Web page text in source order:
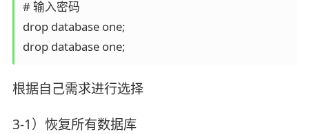
# 输入密码
drop database one;
drop database one;
根据自己需求进行选择
3-1）恢复所有数据库